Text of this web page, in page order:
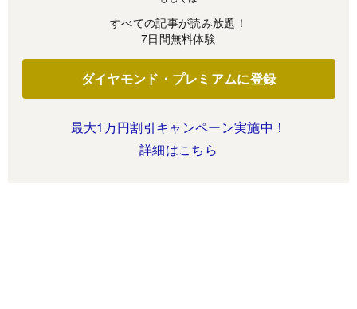
すべての記事が読み放題！
7日間無料体験
ダイヤモンド・プレミアムに登録
最大1万円割引キャンペーン実施中！
詳細はこちら